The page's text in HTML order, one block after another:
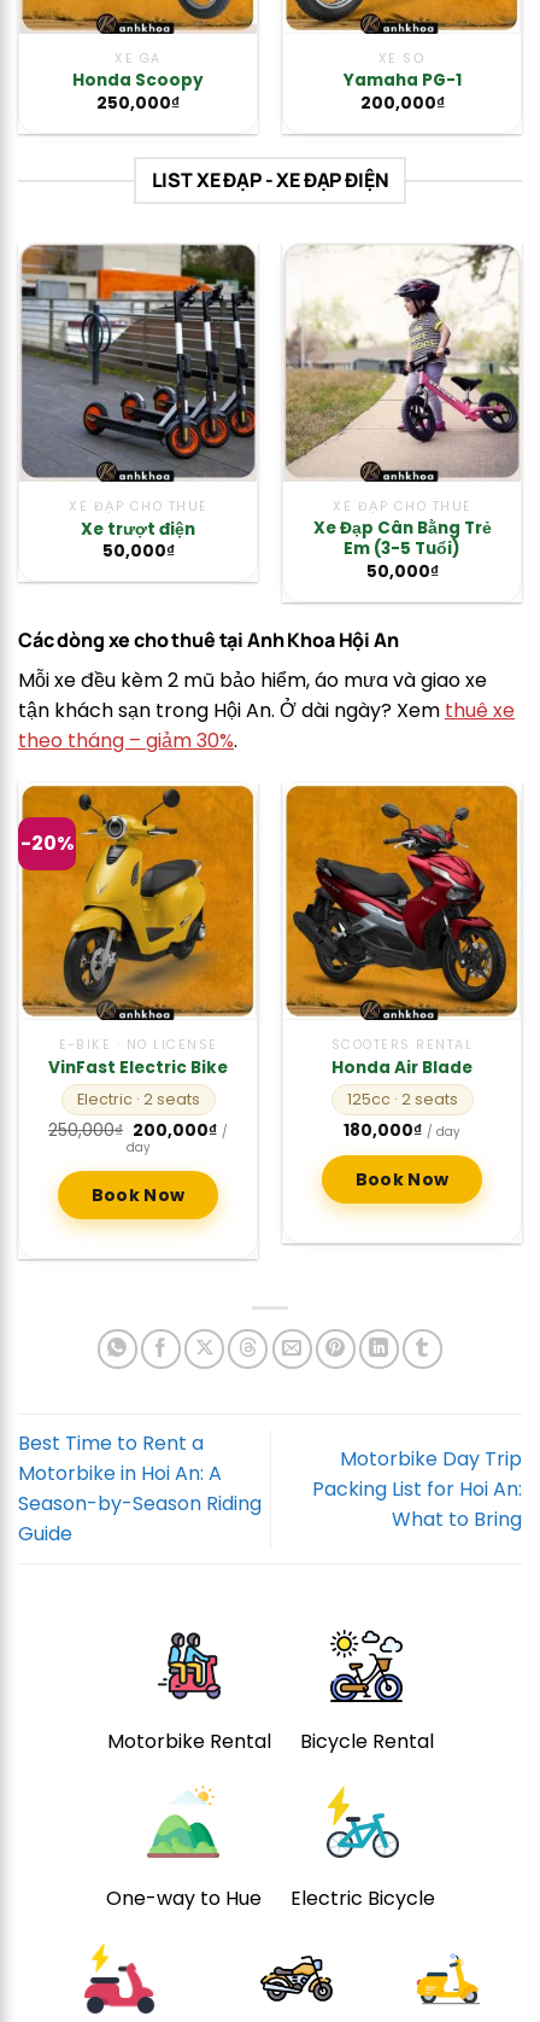
XE GA
Honda Scoopy
250,000₫
XE SỐ
Yamaha PG-1
200,000₫
LIST XE ĐẠP - XE ĐẠP ĐIỆN
XE ĐẠP CHO THUÊ
Xe trượt điện
50,000₫
XE ĐẠP CHO THUÊ
Xe Đạp Cân Bằng Trẻ
Em (3-5 Tuổi)
50,000₫
Các dòng xe cho thuê tại Anh Khoa Hội An
Mỗi xe đều kèm 2 mũ bảo hiểm, áo mưa và giao xe
tận khách sạn trong Hội An. Ở dài ngày? Xem thuê xe
theo tháng – giảm 30%.
-20%
E-BIKE · NO LICENSE
VinFast Electric Bike
Electric · 2 seats
250,000₫ Original
price
was:
250,000₫.
200,000₫Current
price
/
day
Book Now
SCOOTERS RENTAL
Honda Air Blade
125cc · 2 seats
180,000₫ / day
Book Now
Best Time to Rent a
Motorbike in Hoi An: A
Season-by-Season Riding
Guide
Motorbike Day Trip
Packing List for Hoi An:
What to Bring
Motorbike Rental Bicycle Rental
One-way to Hue Electric Bicycle